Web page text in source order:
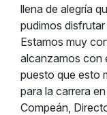
llena de alegría
pudimos
Estamos muy
alcanzamos con
puesto que esto
para la carrera
Compeán,